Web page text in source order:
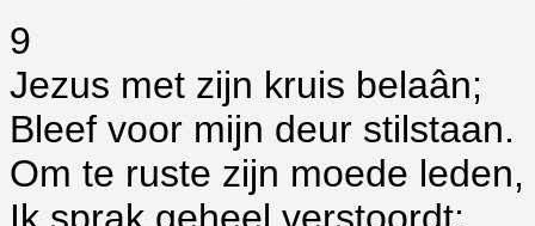
9
Jezus met zijn kruis belaân;
Bleef voor mijn deur stilstaan.
Om te ruste zijn moede leden,